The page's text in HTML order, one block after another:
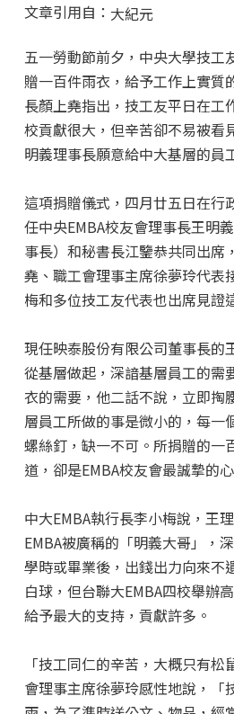
文章引用自： 大紀元
五一勞動節前夕，中央大學技工
贈一百件雨衣，給予工作上實質
長顏上堯指出，技工友平日在工
校貢獻很大，但辛苦卻不易被看
明義理事長願意給中大基層的員
這項捐贈儀式，四月廿五日在行
任中央EMBA校友會理事長王明
事長）和秘書長江鑒恭共同出席
堯、職工會理事主席徐夢玲代表
梅和多位技工友代表也出席見證
現任映泰股份有限公司董事長的
從基層做起，深諳基層員工的需
衣的需要，他二話不說，立即掏
層員工所做的事是微小的，每一
螺絲釘，缺一不可。所捐贈的一
道，卻是EMBA校友會最誠摯的
中大EMBA執行長李小梅說，王
EMBA被廣稱的「明義大哥」，
學時或畢業後，出錢出力向來不
白球，但台聯大EMBA四校舉辦
給予最大的支持，貢獻許多。
「技工同仁的辛苦，大概只有
會理事主席徐夢玲感性地說，「